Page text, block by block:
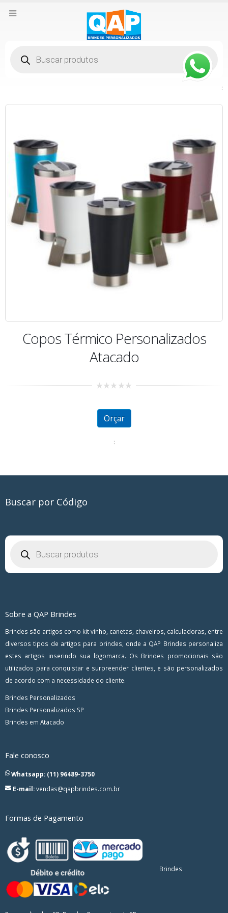
produtos
:
Copos Térmico Personalizados
Atacado
of
Orçar
:
Buscar por Código
produtos
Sobre a QAP Brindes
Brindes são artigos como kit vinho, canetas, chaveiros, calculadoras, entre
diversos tipos de artigos para brindes, onde a QAP Brindes personaliza
estes artigos inserindo sua logomarca. Os Brindes promocionais são
utilizados para conquistar e surpreender clientes, e são personalizados
de acordo com a necessidade do cliente.
Brindes Personalizados
Brindes Personalizados SP
Brindes em Atacado
Fale conosco
Whatsapp: (11) 96489-3750
E-mail:vendas@qapbrindes.com.br
Formas de Pagamento
Brindes